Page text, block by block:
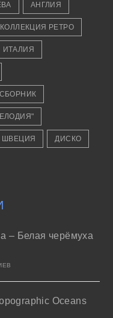
АНГЛИЯ
РЕТРО
ИТАЛИЯ
СБОРНИК
ШВЕЦИЯ ДИСКО
– Белая черёмуха
Oceans